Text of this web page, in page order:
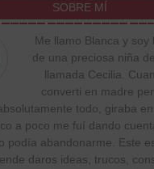
SOBRE MÍ
Me llamo Blanca y soy
de una preciosa niña
llamada Cecilia.
converti en madre
todo, giraba
a poco me fuí dando
podía abandonarme. Este
daros ideas, trucos,